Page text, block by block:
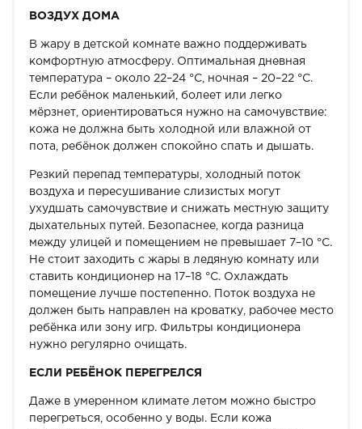
ВОЗДУХ ДОМА
В жару в детской комнате важно поддерживать
комфортную атмосферу. Оптимальная дневная
температура – около 22–24 °C, ночная – 20–22 °C.
Если ребёнок маленький, болеет или легко
мёрзнет, ориентироваться нужно на самочувствие:
кожа не должна быть холодной или влажной от
пота, ребёнок должен спокойно спать и дышать.
Резкий перепад температуры, холодный поток
воздуха и пересушивание слизистых могут
ухудшать самочувствие и снижать местную защиту
дыхательных путей. Безопаснее, когда разница
между улицей и помещением не превышает 7–10 °C.
Не стоит заходить с жары в ледяную комнату или
ставить кондиционер на 17–18 °C. Охлаждать
помещение лучше постепенно. Поток воздуха не
должен быть направлен на кроватку, рабочее место
ребёнка или зону игр. Фильтры кондиционера
нужно регулярно очищать.
ЕСЛИ РЕБЁНОК ПЕРЕГРЕЛСЯ
Даже в умеренном климате летом можно быстро
перегреться, особенно у воды. Если кожа